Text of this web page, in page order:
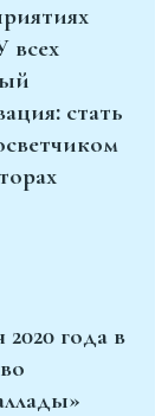
всех
стать
года в